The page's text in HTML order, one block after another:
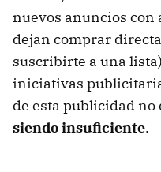
nuevos anuncios con
dejan comprar
suscribirte a una
iniciativas
de esta publicidad no
siendo insuficiente.